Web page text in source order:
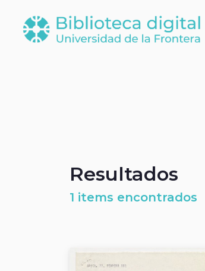
Resultados
1 items encontrados